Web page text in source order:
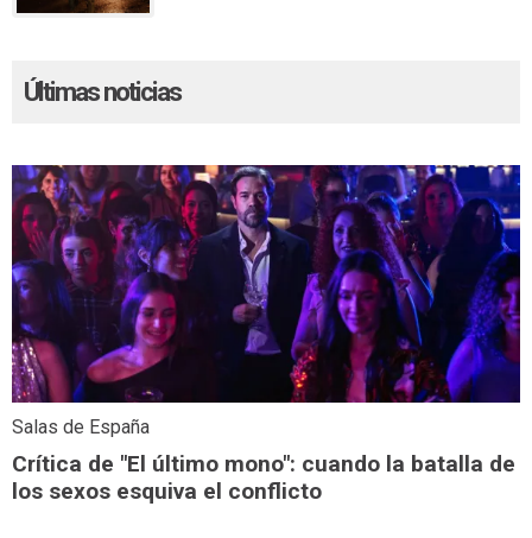
Últimas noticias
Salas de España
Crítica de "El último mono": cuando la batalla de
los sexos esquiva el conflicto